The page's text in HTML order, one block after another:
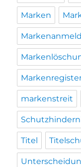
Marken
markenstreit
Titel